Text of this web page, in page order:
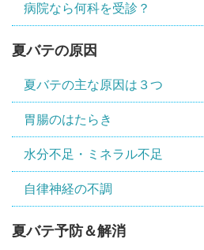
病院なら何科を受診？
夏バテの原因
夏バテの主な原因は３つ
胃腸のはたらき
水分不足・ミネラル不足
自律神経の不調
夏バテ予防＆解消